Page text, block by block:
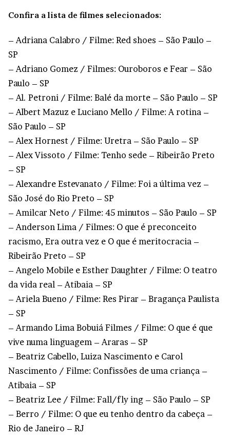
Confira a lista de filmes selecionados:
– Adriana Calabro / Filme: Red shoes – São Paulo –
SP
– Adriano Gomez / Filmes: Ouroboros e Fear – São
Paulo – SP
– Al. Petroni / Filme: Balé da morte – São Paulo – SP
– Albert Mazuz e Luciano Mello / Filme: A rotina –
São Paulo – SP
– Alex Hornest / Filme: Uretra – São Paulo – SP
– Alex Vissoto / Filme: Tenho sede – Ribeirão Preto
– SP
– Alexandre Estevanato / Filme: Foi a última vez –
São José do Rio Preto – SP
– Amilcar Neto / Filme: 45 minutos – São Paulo – SP
– Anderson Lima / Filmes: O que é preconceito
racismo, Era outra vez e O que é meritocracia –
Ribeirão Preto – SP
– Angelo Mobile e Esther Daughter / Filme: O teatro
da vida real – Atibaia – SP
– Ariela Bueno / Filme: Res Pirar – Bragança Paulista
– SP
– Armando Lima Bobuiá Filmes / Filme: O que é que
vive numa linguagem – Araras – SP
– Beatriz Cabello, Luiza Nascimento e Carol
Nascimento / Filme: Confissões de uma criança –
Atibaia – SP
– Beatriz Lee / Filme: Fall/fly ing – São Paulo – SP
– Berro / Filme: O que eu tenho dentro da cabeça –
Rio de Janeiro – RJ